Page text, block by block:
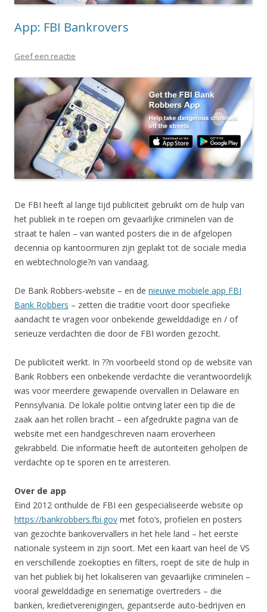
App: FBI Bankrovers
Geef een reactie
De FBI heeft al lange tijd publiciteit gebruikt om de hulp van
het publiek in te roepen om gevaarlijke criminelen van de
straat te halen – van wanted posters die in de afgelopen
decennia op kantoormuren zijn geplakt tot de sociale media
en webtechnologie?n van vandaag.
De Bank Robbers-website – en de nieuwe mobiele app FBI
Bank Robbers – zetten die traditie voort door specifieke
aandacht te vragen voor onbekende gewelddadige en / of
serieuze verdachten die door de FBI worden gezocht.
De publiciteit werkt. In ??n voorbeeld stond op de website van
Bank Robbers een onbekende verdachte die verantwoordelijk
was voor meerdere gewapende overvallen in Delaware en
Pennsylvania. De lokale politie ontving later een tip die de
zaak aan het rollen bracht – een afgedrukte pagina van de
website met een handgeschreven naam eroverheen
gekrabbeld. Die informatie heeft de autoriteiten geholpen de
verdachte op te sporen en te arresteren.
Over de app
Eind 2012 onthulde de FBI een gespecialiseerde website op
https://bankrobbers.fbi.gov met foto’s, profielen en posters
van gezochte bankovervallers in het hele land – het eerste
nationale systeem in zijn soort. Met een kaart van heel de VS
en verschillende zoekopties en filters, roept de site de hulp in
van het publiek bij het lokaliseren van gevaarlijke criminelen –
vooral gewelddadige en seriematige overtreders – die
banken, kredietverenigingen, gepantserde auto-bedrijven en